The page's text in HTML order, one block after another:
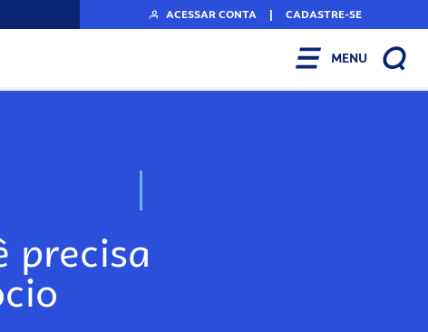
ACESSAR CONTA | CADASTRE-SE
MENU
N
precisa